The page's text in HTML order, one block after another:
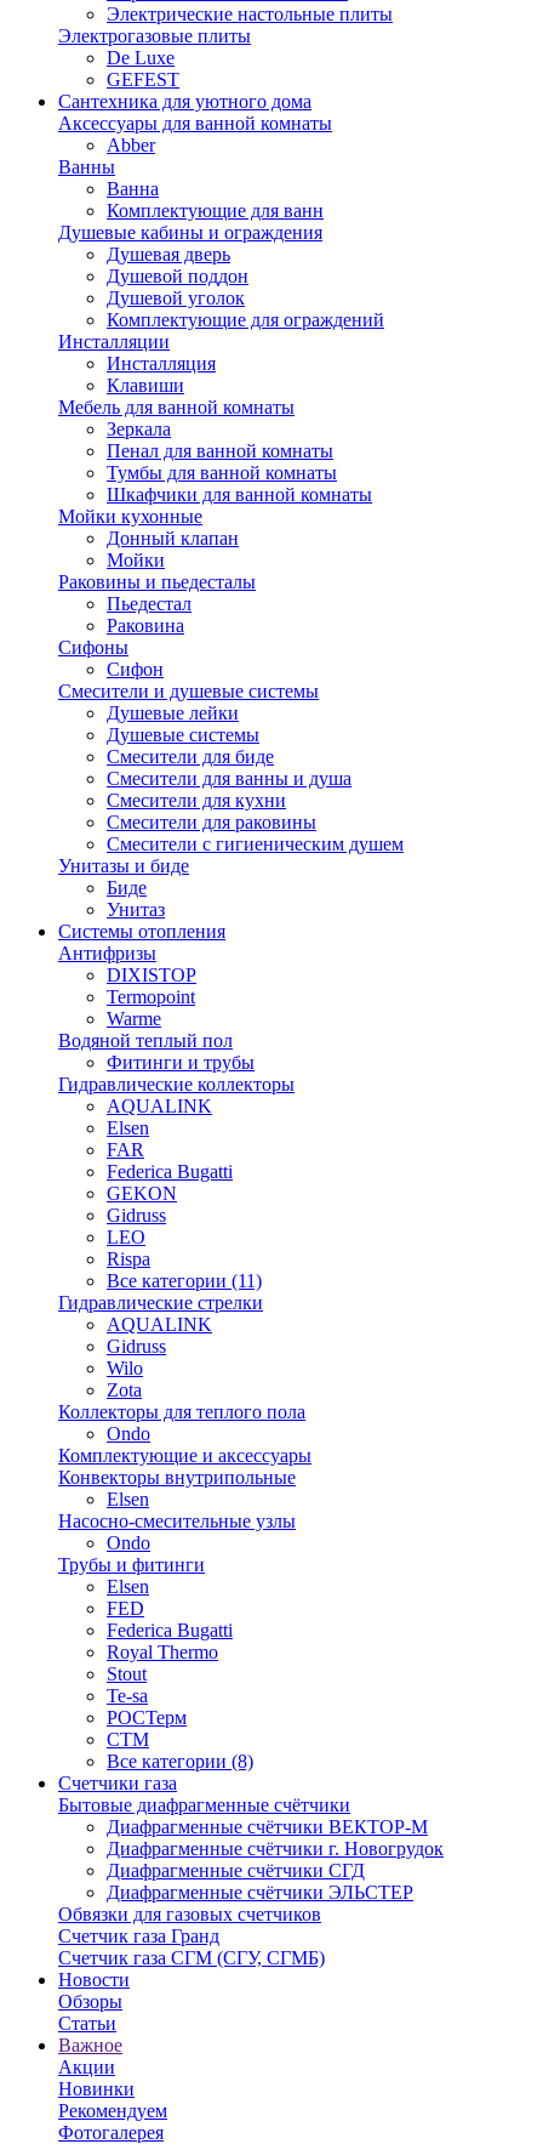
Электрические настольные плиты
Электрогазовые плиты
De Luxe
GEFEST
Сантехника для уютного дома
Аксессуары для ванной комнаты
Abber
Ванны
Ванна
Комплектующие для ванн
Душевые кабины и ограждения
Душевая дверь
Душевой поддон
Душевой уголок
Комплектующие для ограждений
Инсталляции
Инсталляция
Клавиши
Мебель для ванной комнаты
Зеркала
Пенал для ванной комнаты
Тумбы для ванной комнаты
Шкафчики для ванной комнаты
Мойки кухонные
Донный клапан
Мойки
Раковины и пьедесталы
Пьедестал
Раковина
Сифоны
Сифон
Смесители и душевые системы
Душевые лейки
Душевые системы
Смесители для биде
Смесители для ванны и душа
Смесители для кухни
Смесители для раковины
Смесители с гигиеническим душем
Унитазы и биде
Биде
Унитаз
Системы отопления
Антифризы
DIXISTOP
Termopoint
Warme
Водяной теплый пол
Фитинги и трубы
Гидравлические коллекторы
AQUALINK
Elsen
FAR
Federica Bugatti
GEKON
Gidruss
LEO
Rispa
Все категории (11)
Гидравлические стрелки
AQUALINK
Gidruss
Wilo
Zota
Коллекторы для теплого пола
Ondo
Комплектующие и аксессуары
Конвекторы внутрипольные
Elsen
Насосно-смесительные узлы
Ondo
Трубы и фитинги
Elsen
FED
Federica Bugatti
Royal Thermo
Stout
Te-sa
РОСТерм
СТМ
Все категории (8)
Счетчики газа
Бытовые диафрагменные счётчики
Диафрагменные счётчики ВЕКТОР-М
Диафрагменные счётчики г. Новогрудок
Диафрагменные счётчики СГД
Диафрагменные счётчики ЭЛЬСТЕР
Обвязки для газовых счетчиков
Счетчик газа Гранд
Счетчик газа СГМ (СГУ, СГМБ)
Новости
Обзоры
Статьи
Важное
Акции
Новинки
Рекомендуем
Фотогалерея